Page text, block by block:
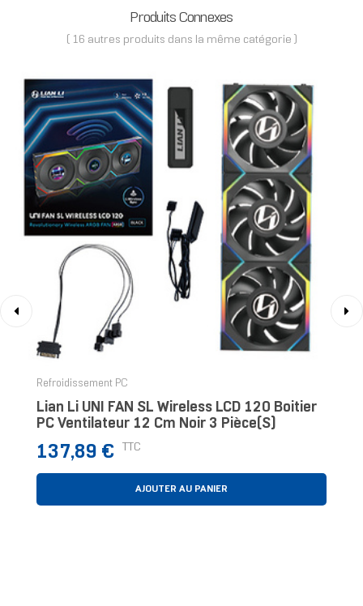
Produits Connexes
( 16 autres produits dans la même catégorie )
Refroidissement PC
Lian Li UNI FAN SL Wireless LCD 120 Boitier
PC Ventilateur 12 Cm Noir 3 Pièce(s)
Prix
137,89 € TTC
AJOUTER AU PANIER